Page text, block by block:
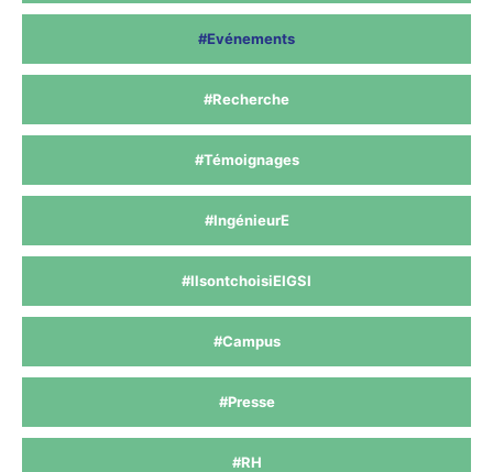
#Evénements
#Recherche
#Témoignages
#IngénieurE
#IlsontchoisiEIGSI
#Campus
#Presse
#RH